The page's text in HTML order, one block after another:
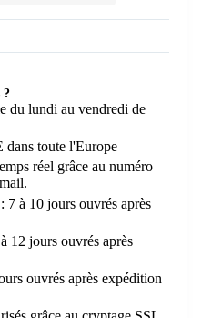
?
du lundi au vendredi de
toute l'Europe
réel grâce au numéro
7 à 10 jours ouvrés après
12 jours ouvrés après
ouvrés après expédition